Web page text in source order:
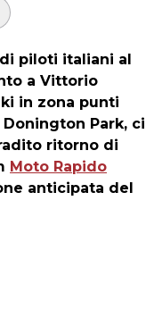
piloti italiani al
a Vittorio
in zona punti
Park, ci
ritorno di
Moto Rapido
anticipata del